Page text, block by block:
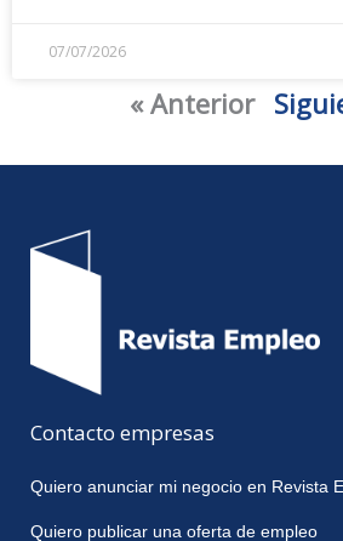
07/07/2026
« Anterior
Contacto empresas
Quiero anunciar mi negocio en Revista
Quiero publicar una oferta de empleo